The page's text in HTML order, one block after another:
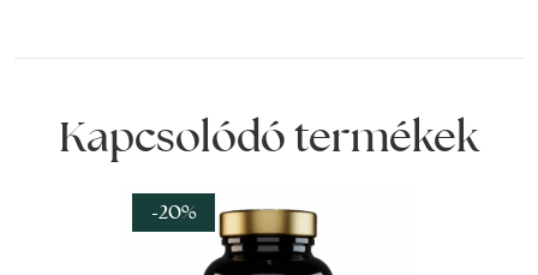
Kapcsolódó termékek
-20%